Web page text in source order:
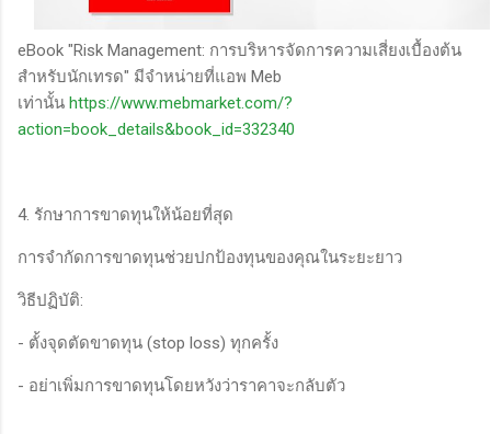
eBook "Risk Management: การบริหารจัดการความเสี่ยงเบื้องต้น
สำหรับนักเทรด" มีจำหน่ายที่แอพ Meb
เท่านั้น https://www.mebmarket.com/?
action=book_details&book_id=332340
4. รักษาการขาดทุนให้น้อยที่สุด
การจำกัดการขาดทุนช่วยปกป้องทุนของคุณในระยะยาว
วิธีปฏิบัติ:
- ตั้งจุดตัดขาดทุน (stop loss) ทุกครั้ง
- อย่าเพิ่มการขาดทุนโดยหวังว่าราคาจะกลับตัว